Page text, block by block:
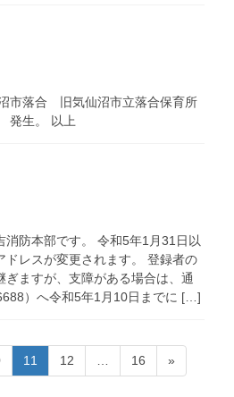
市落合 旧気仙沼市立落合保育所
発生。 以上
消防本部です。 令和5年1月31日以
ドレスが変更されます。 登録者の
ぎますが、支障がある場合は、通
）へ令和5年1月10日までに […]
固
定
11
固
定
12 …
固
定
16 »